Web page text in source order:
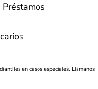
en casos especiales. Llámanos